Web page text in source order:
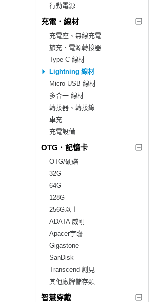
行動電源
充電．線材
充電座、無線充電
旅充、電源轉接器
Type C 線材
Lightning 線材
Micro USB 線材
多合一 線材
轉接器、轉接線
車充
充電設備
OTG．記憶卡
OTG/硬碟
32G
64G
128G
256G以上
ADATA 威剛
Apacer宇瞻
Gigastone
SanDisk
Transcend 創見
其他廠牌儲存類
智慧穿戴